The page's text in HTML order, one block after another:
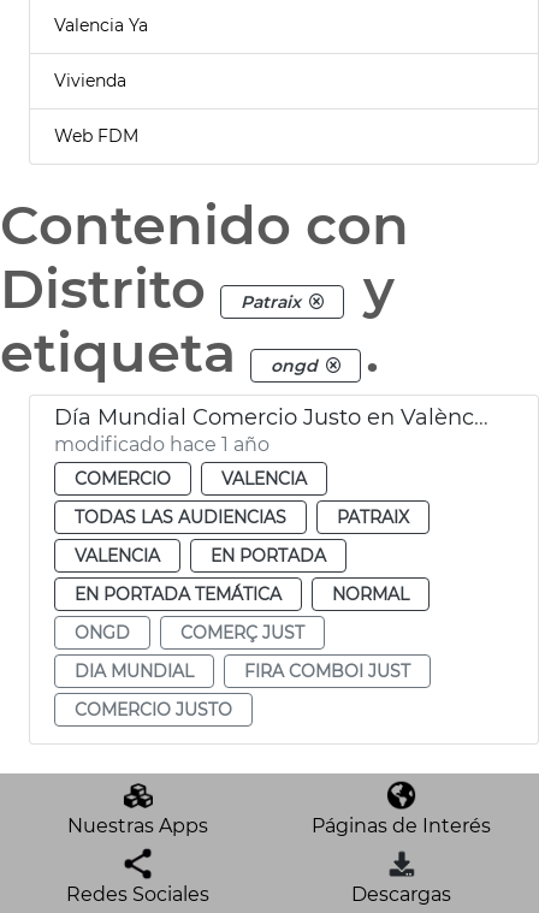
Valencia Ya
Vivienda
Web FDM
Contenido con
Distrito
Patraix
y
etiqueta
ongd .
Día Mundial Comercio Justo en València
modificado hace 1 año
COMERCIO
VALENCIA
TODAS LAS AUDIENCIAS
PATRAIX
VALENCIA
EN PORTADA
EN PORTADA TEMÁTICA
NORMAL
ONGD
COMERÇ JUST
DIA MUNDIAL
FIRA COMBOI JUST
COMERCIO JUSTO
Nuestras Apps Páginas de Interés
Redes Sociales Descargas